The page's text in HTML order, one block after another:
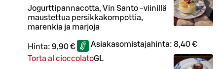
Jogurttipannacotta, Vin Santo -viinillä
maustettua persikkakompottia,
marenkia ja marjoja
Hinta: 9,90 € Asiakasomistajahinta: 8,40 €
Torta al cioccolatoGL